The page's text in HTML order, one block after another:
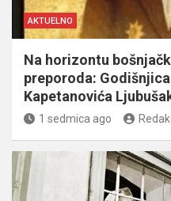
AKTUELNO
Na horizontu
preporoda:
Kapetanovića
1 sedmica ago